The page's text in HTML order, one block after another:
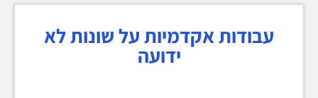
עבודות אקדמיות על שונות לא
ידועה